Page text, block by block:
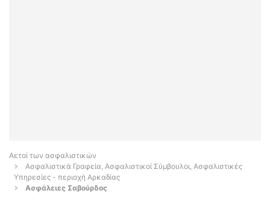
Αετοί των ασφαλιστικών
Ασφαλιστικά Γραφεία, Ασφαλιστικοί Σύμβουλοι, Ασφαλιστικές
Υπηρεσίες - περιοχή Αρκαδίας
Ασφάλειες Σαβούρδος